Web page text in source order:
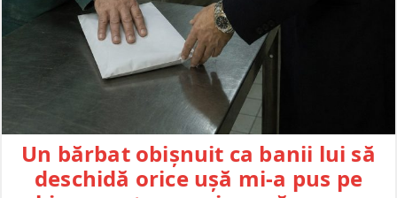
Un bărbat obișnuit ca banii lui să
deschidă orice ușă mi-a pus pe